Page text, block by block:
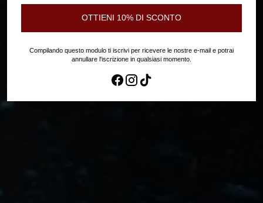
OTTIENI 10% DI SCONTO
Compilando questo modulo ti iscrivi per ricevere le nostre e-mail e potrai
annullare l'iscrizione in qualsiasi momento.